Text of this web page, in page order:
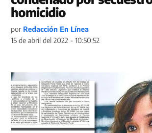
homicidio
por Redacción En Línea
15 de abril del 2022 - 10:50:52